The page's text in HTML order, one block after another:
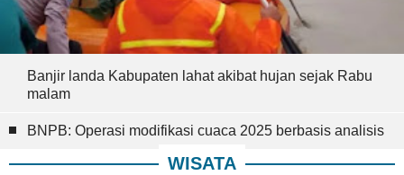
Banjir landa Kabupaten lahat akibat hujan sejak Rabu
malam
BNPB: Operasi modifikasi cuaca 2025 berbasis analisis
WISATA